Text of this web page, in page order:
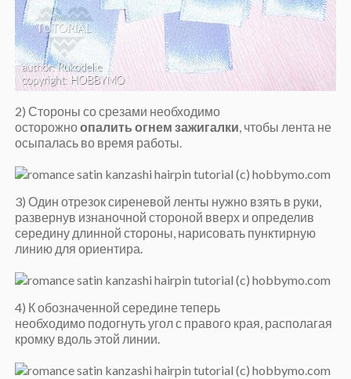
2) Стороны со срезами необходимо
осторожноопалить огнем зажигалки, чтобы лента не
осыпалась во время работы.
3) Один отрезок сиреневой ленты нужно взять в руки,
развернув изнаночной стороной вверх и определив
середину длинной стороны, нарисовать пунктирную
линию для ориентира.
4) К обозначенной середине теперь
необходимо подогнуть угол с правого края, располагая
кромку вдоль этой линии.